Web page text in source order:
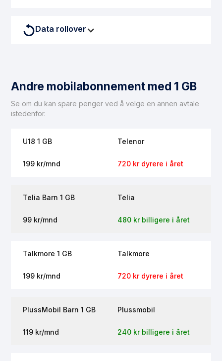
Data rollover
Andre mobilabonnement med 1 GB
Se om du kan spare penger ved å velge en annen avtale
istedenfor.
U18 1 GB Telenor
199 kr/mnd 720 kr dyrere i året
Telia Barn 1 GB Telia
99 kr/mnd 480 kr billigere i året
Talkmore 1 GB Talkmore
199 kr/mnd 720 kr dyrere i året
PlussMobil Barn 1 GB Plussmobil
119 kr/mnd 240 kr billigere i året